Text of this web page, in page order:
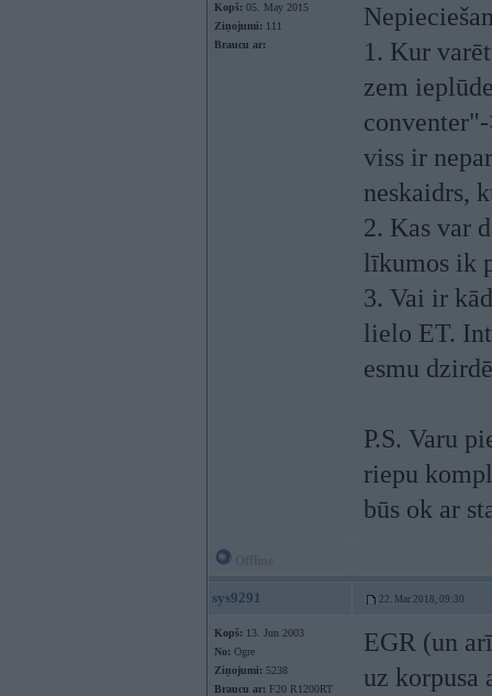
Kopš: 05. May 2015
Ziņojumi: 111
Braucu ar:
1. Kur
zem
viss ir
neskaidrs,
2. Kas var
līkumos ik
3. Vai ir
lielo ET.
esmu
P.S. Varu
riepu
būs ok ar
sys9291 22. Mar 2018, 09:30
Kopš: 13. Jun 2003
No: Ogre
Ziņojumi: 5238
Braucu ar: F20 R1200RT
EGR (un
uz korpusa